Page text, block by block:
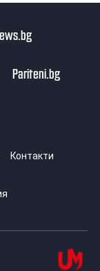
Pariteni.bg
Контакти